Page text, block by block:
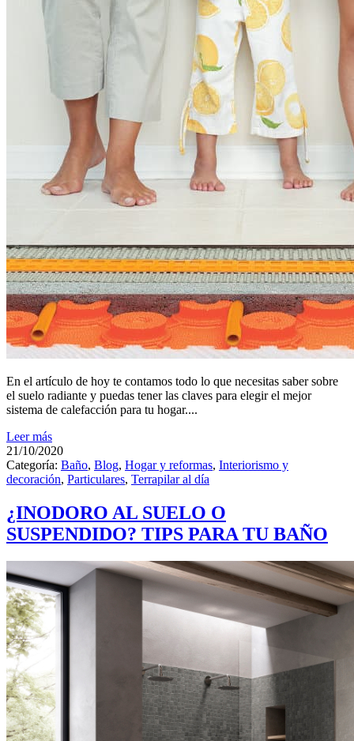
En el artículo de hoy te contamos todo lo que necesitas saber sobre
el suelo radiante y puedas tener las claves para elegir el mejor
sistema de calefacción para tu hogar....
Leer más
21/10/2020
Categoría: Baño, Blog, Hogar y reformas, Interiorismo y
decoración, Particulares, Terrapilar al día
¿INODORO AL SUELO O
SUSPENDIDO? TIPS PARA TU BAÑO